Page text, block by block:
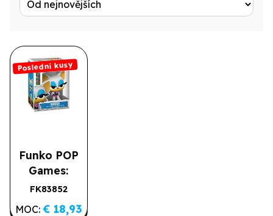
Licence
Druh
Funko POP
Games:
Sonic-
Poslední kusy
FK83852
Poslední kusy
MOC: € 18,93